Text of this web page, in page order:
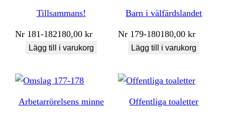
Tillsammans!
Nr 181-182180,00kr
Lägg till i varukorg
Barn i välfärdslandet
Nr 179-180180,00kr
Lägg till i varukorg
Arbetarrörelsens minne Offentliga toaletter